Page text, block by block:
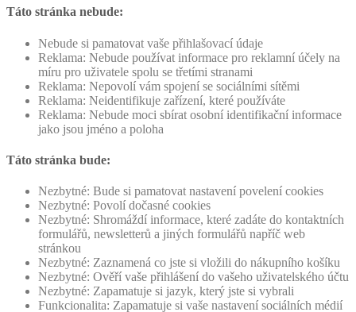
Táto stránka nebude:
Nebude si pamatovat vaše přihlašovací údaje
Reklama: Nebude používat informace pro reklamní účely na
míru pro uživatele spolu se třetími stranami
Reklama: Nepovolí vám spojení se sociálními sítěmi
Reklama: Neidentifikuje zařízení, které používáte
Reklama: Nebude moci sbírat osobní identifikační informace
jako jsou jméno a poloha
Táto stránka bude:
Nezbytné: Bude si pamatovat nastavení povelení cookies
Nezbytné: Povolí dočasné cookies
Nezbytné: Shromáždí informace, které zadáte do kontaktních
formulářů, newsletterů a jiných formulářů napříč web
stránkou
Nezbytné: Zaznamená co jste si vložili do nákupního košíku
Nezbytné: Ověří vaše přihlášení do vašeho uživatelského účtu
Nezbytné: Zapamatuje si jazyk, který jste si vybrali
Funkcionalita: Zapamatuje si vaše nastavení sociálních médií